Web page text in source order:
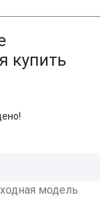
купить
модель